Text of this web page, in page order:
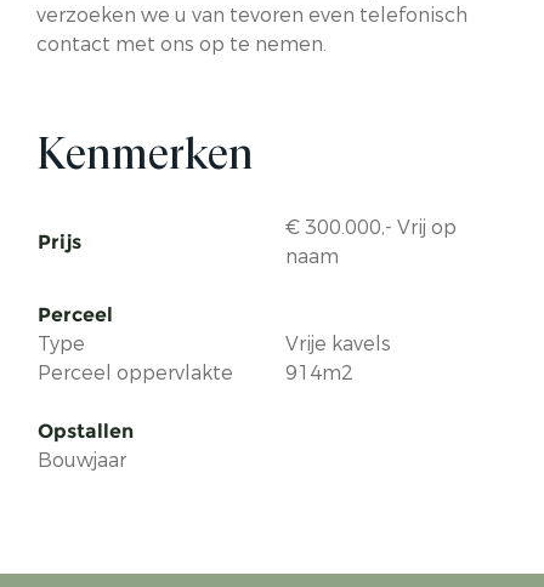
verzoeken we u van tevoren even telefonisch
contact met ons op te nemen.
Kenmerken
Prijs
€ 300.000,- Vrij op
naam
Perceel
Type
Perceel oppervlakte
Vrije kavels
914m2
Opstallen
Bouwjaar